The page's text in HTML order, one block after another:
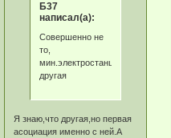
Б37
написал(а):
Совершенно не
то,
мин.электростанций
другая
Я знаю,что другая,но первая
асоциация именно с ней.А